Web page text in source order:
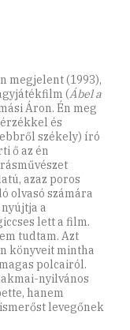
megjelent (1993),
(Ábel a
Áron. Én meg
és
székely) író
ő az én
azaz poros
olvasó számára
a
lett a film.
tudtam. Azt
könyveit mintha
polcairól.
nyilvános
hanem
levegőnek